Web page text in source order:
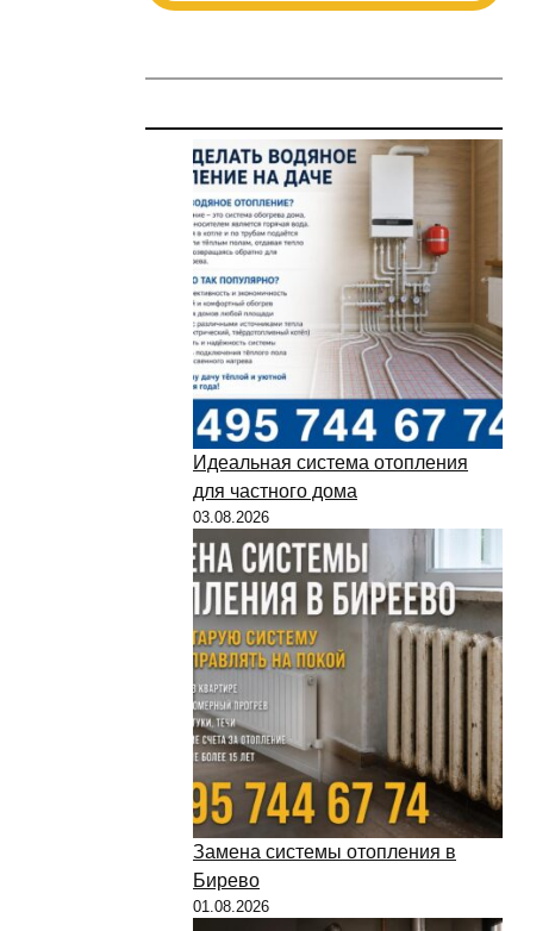
Идеальная система отопления
для частного дома
03.08.2026
Замена системы отопления в
Бирево
01.08.2026